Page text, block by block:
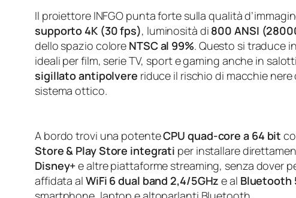
Il proiettore INFGO punta forte sulla qualità
supporto 4K (30 fps), luminosità di 800 ANSI
dello spazio colore NTSC al 99%. Questo si traduce
ideali per film, serie TV, sport e gaming anche in
sigillato antipolvere riduce il rischio di macchie
sistema ottico.
A bordo trovi una potenteCPU quad‑core a 64 bit
Store & Play Store integrati per installare
Disney+e altre piattaforme streaming, senza dover
affidata al WiFi 6 dual band 2,4/5GHz e al Bluetooth